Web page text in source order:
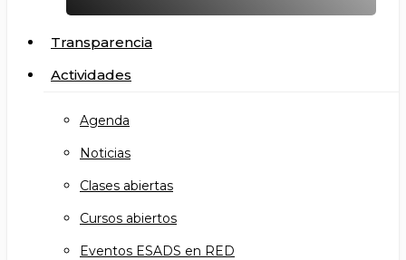
Transparencia
Actividades
Agenda
Noticias
Clases abiertas
Cursos abiertos
Eventos ESADS en RED